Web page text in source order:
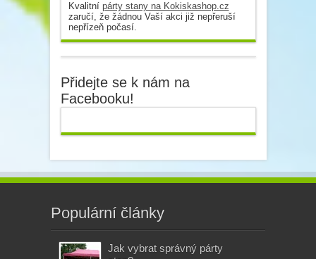
Kvalitní párty stany na Kokiskashop.cz
zaručí, že žádnou Vaší akci již nepřeruší
nepřízeň počasí.
Přidejte se k nám na
Facebooku!
Populární články
Jak vybrat správný párty